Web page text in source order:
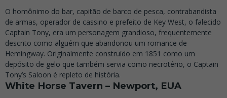
O homônimo do bar, capitão de barco de pesca, contrabandista
de armas, operador de cassino e prefeito de Key West, o falecido
Captain Tony, era um personagem grandioso, frequentemente
descrito como alguém que abandonou um romance de
Hemingway. Originalmente construído em 1851 como um
depósito de gelo que também servia como necrotério, o Captain
Tony’s Saloon é repleto de história.
White Horse Tavern – Newport, EUA